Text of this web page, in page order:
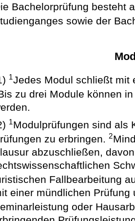
Bachelorprüfung besteht
sowie der
1Jedes Modul schließt mit
zu drei Module können
1Modulprüfungen sind als
zu erbringen.2
abzuschließen,
Fallbearbeitung
einer mündlichen
oder